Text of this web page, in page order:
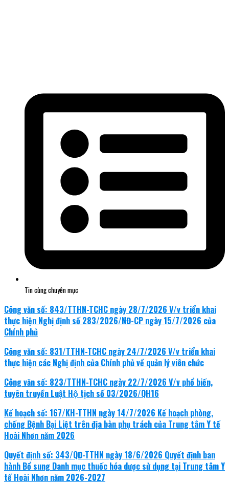
Tin cùng chuyên mục
Công văn số: 843/TTHN-TCHC ngày 28/7/2026 V/v triển khai
thực hiện Nghị định số 283/2026/NĐ-CP ngày 15/7/2026 của
Chính phủ
Công văn số: 831/TTHN-TCHC ngày 24/7/2026 V/v triển khai
thực hiện các Nghị định của Chính phủ về quản lý viên chức
Công văn số: 823/TTHN-TCHC ngày 22/7/2026 V/v phổ biến,
tuyên truyền Luật Hộ tịch số 03/2026/QH16
Kế hoạch số: 167/KH-TTHN ngày 14/7/2026 Kế hoạch phòng,
chống Bệnh Bại Liệt trên địa bàn phụ trách của Trung tâm Y tế
Hoài Nhơn năm 2026
Quyết định số: 343/QĐ-TTHN ngày 18/6/2026 Quyết định ban
hành Bổ sung Danh mục thuốc hóa dược sử dụng tại Trung tâm Y
tế Hoài Nhơn năm 2026-2027